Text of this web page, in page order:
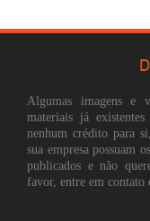
Algumas imagens e
materiais já
nenhum crédito para
sua empresa possuam
publicados e não
favor, entre em contato